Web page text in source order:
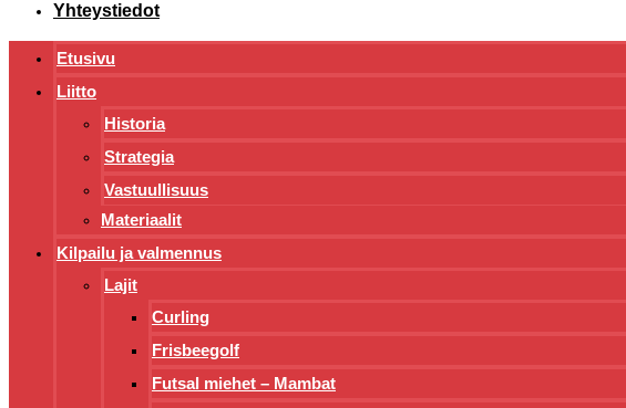
Yhteystiedot
Etusivu
Liitto
Historia
Strategia
Vastuullisuus
Materiaalit
Kilpailu ja valmennus
Lajit
Curling
Frisbeegolf
Futsal miehet – Mambat